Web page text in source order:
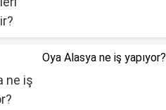
Oya Alasya ne iş yapıyor?